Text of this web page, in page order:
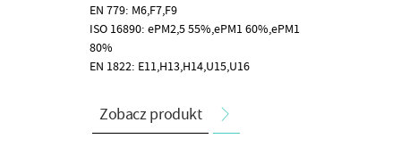
EN 779: M6,F7,F9
ISO 16890: ePM2,5 55%,ePM1 60%,ePM1
80%
EN 1822: E11,H13,H14,U15,U16
Zobacz produkt